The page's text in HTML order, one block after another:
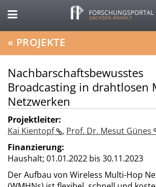
« PROJEKTE
Nachbarschaftsbewusstes
Broadcasting in drahtlosen
Netzwerken
Projektleiter:
Kai Kientopf
, Prof. Dr. Mesut Günes
Finanzierung:
Haushalt; 01.01.2022 bis 30.11.2023
Der Aufbau von Wireless Multi-Hop